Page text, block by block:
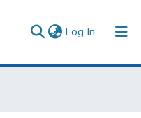
Log In (current)